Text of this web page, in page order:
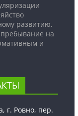
развитию.
на
и
г. Ровно, пер.